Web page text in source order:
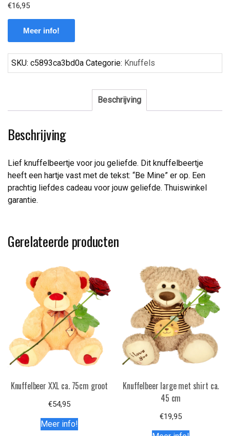
€16,95
Meer info!
SKU: c5893ca3bd0a Categorie: Knuffels
Beschrijving
Beschrijving
Lief knuffelbeertje voor jou geliefde. Dit knuffelbeertje
heeft een hartje vast met de tekst: “Be Mine” er op. Een
prachtig liefdes cadeau voor jouw geliefde. Thuiswinkel
garantie.
Gerelateerde producten
Knuffelbeer XXL ca. 75cm groot
€54,95
Meer info!
Knuffelbeer large met shirt ca.
45 cm
€19,95